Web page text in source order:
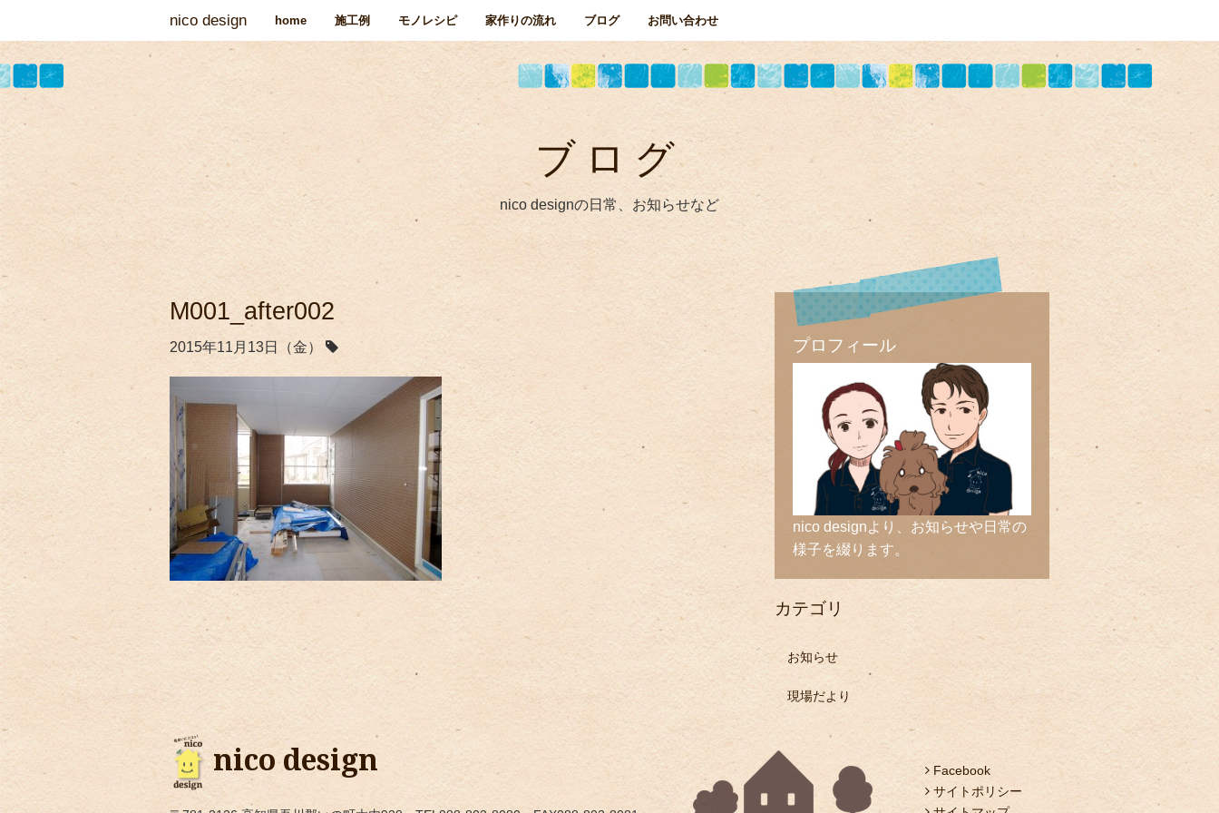
nico design home 施工例 モノレシピ 家作りの流れ ブログ お問い合わせ
ブログ
nico designの日常、お知らせなど
M001_after002
2015年11月13日（金） プロフィール
nico designより、お知らせや日常の
様子を綴ります。
カテゴリ
お知らせ
現場だより
nico design
Facebook
サイトポリシー